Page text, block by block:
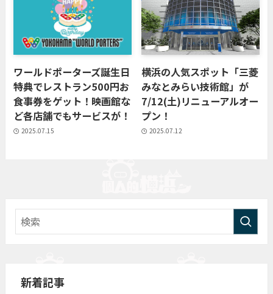
ワールドポーターズ誕生日
特典でレストラン500円お
食事券をゲット！映画館な
ど各店舗でもサービスが！
2025.07.15
横浜の人気スポット「三菱
みなとみらい技術館」が
7/12(土)リニューアルオー
プン！
2025.07.12
新着記事